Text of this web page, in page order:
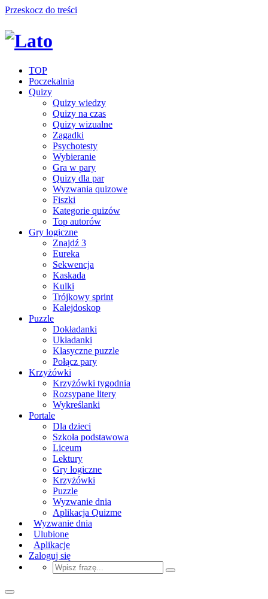
Przeskocz do treści
TOP
Poczekalnia
Quizy
Quizy wiedzy
Quizy na czas
Quizy wizualne
Zagadki
Psychotesty
Wybieranie
Gra w pary
Quizy dla par
Wyzwania quizowe
Fiszki
Kategorie quizów
Top autorów
Gry logiczne
Znajdź 3
Eureka
Sekwencja
Kaskada
Kulki
Trójkowy sprint
Kalejdoskop
Puzzle
Dokładanki
Układanki
Klasyczne puzzle
Połącz pary
Krzyżówki
Krzyżówki tygodnia
Rozsypane litery
Wykreślanki
Portale
Dla dzieci
Szkoła podstawowa
Liceum
Lektury
Gry logiczne
Krzyżówki
Puzzle
Wyzwanie dnia
Aplikacja Quizme
Wyzwanie dnia
Ulubione
Aplikacje
Zaloguj się